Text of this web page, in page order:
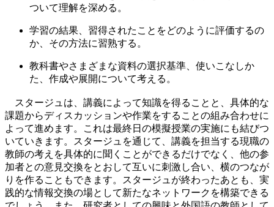
ついて理解を深める。
学習の結果、習得されたことをどのように評価するの
か、その方法に習熟する。
教科書やさまざまな資料の選択基準、使いこなしか
た、作成や展開について考える。
スタージュは、講義によって知識を得ることと、具体的な
課題からディスカッションや作業をすることの組み合わせに
よって進めます。これは最終日の模擬授業の実施にも結びつ
いていきます。スタージュを通じて、講義を担当する現職の
教師の考えを具体的に聞くことができるだけでなく、他の参
加者との意見交換をとおして互いに刺激し合い、横のつなが
りを作ることもできます。スタージュが終わったあとも、実
践的な情報交換の場として新たなネットワークを構築できる